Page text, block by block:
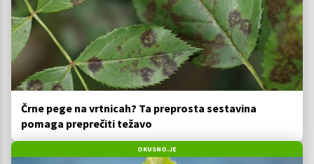
Črne pege na vrtnicah? Ta preprosta sestavina
pomaga preprečiti težavo
OKUSNO.JE